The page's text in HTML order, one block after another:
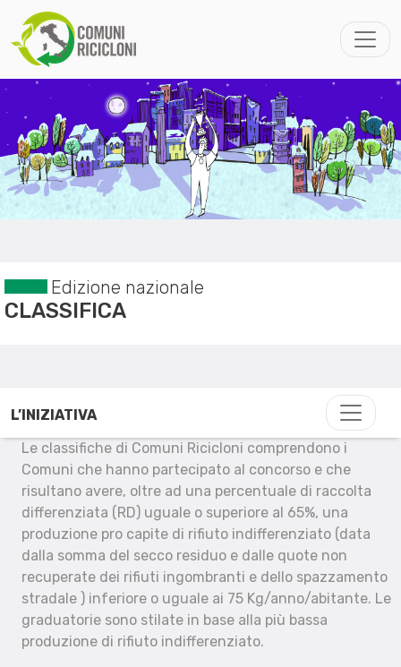
Edizione nazionale
CLASSIFICA
L’INIZIATIVA
Le classifiche di Comuni Ricicloni comprendono i
Comuni che hanno partecipato al concorso e che
risultano avere, oltre ad una percentuale di raccolta
differenziata (RD) uguale o superiore al 65%, una
produzione pro capite di rifiuto indifferenziato (data
dalla somma del secco residuo e dalle quote non
recuperate dei rifiuti ingombranti e dello spazzamento
stradale ) inferiore o uguale ai 75 Kg/anno/abitante. Le
graduatorie sono stilate in base alla più bassa
produzione di rifiuto indifferenziato.